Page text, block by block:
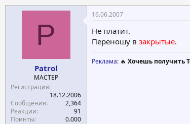
P
Patrol
МАСТЕР
Регистрация
18.12.2006
Сообщения
2,364
Реакции
91
Поинты
0.000
16.06.2007
Не платит.
Переношу в закрытые.
Реклама: 🔥 Хочешь получить